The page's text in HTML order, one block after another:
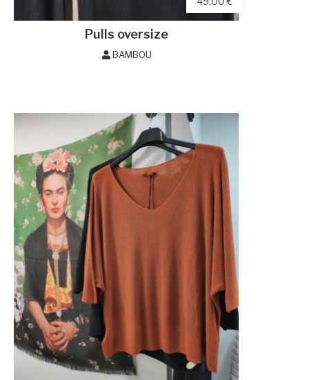
Pulls oversize
BAMBOU